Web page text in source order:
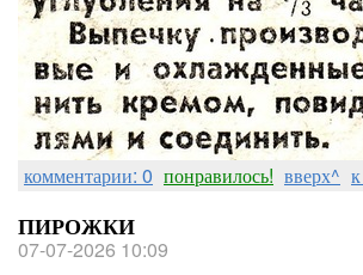
комментарии: 0 понравилось! вверх^
ПИРОЖКИ
07-07-2026 10:09